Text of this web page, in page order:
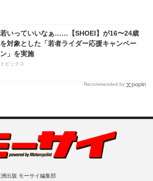
若いっていいなぁ……【SHOEI】が16〜24歳
を対象とした「若者ライダー応援キャンペー
ン」を実施
トピックス
Recommended by
出版 モーサイ編集部